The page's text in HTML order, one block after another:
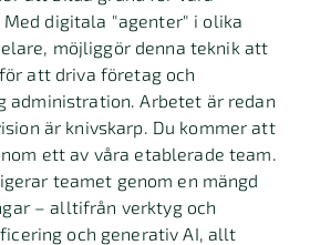
digitala "agenter" i olika
möjliggör denna teknik att
att driva företag och
administration. Arbetet är redan
är knivskarp. Du kommer att
ett av våra etablerade team.
teamet genom en mängd
– alltifrån verktyg och
och generativ AI, allt